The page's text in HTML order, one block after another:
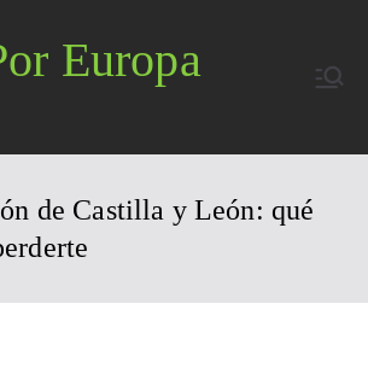
Europa
de Castilla y León: qué